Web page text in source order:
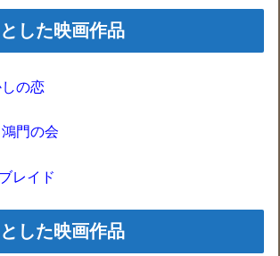
した映画作品
の恋
門の会
レイド
した映画作品‎